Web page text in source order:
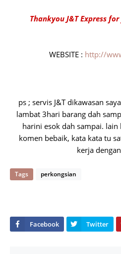
Thankyou J&T Express
WEBSITE : http://
ps ; servis J&T dikawasan
lambat 3hari barang dah
harini esok dah sampai. lain
komen bebaik, kata kata tu
kerja
Tags perkongsian